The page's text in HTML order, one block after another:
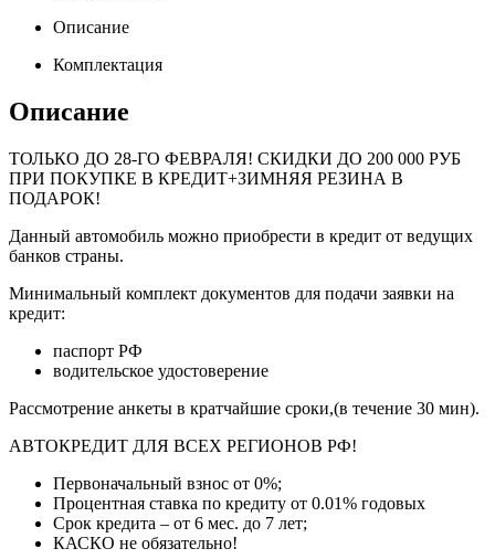
Описание
Комплектация
Описание
ТОЛЬКО ДО 28-ГО ФЕВРАЛЯ! СКИДКИ ДО 200 000 РУБ
ПРИ ПОКУПКЕ В КРЕДИТ+ЗИМНЯЯ РЕЗИНА В
ПОДАРОК!
Данный автомобиль можно приобрести в кредит от ведущих
банков страны.
Минимальный комплект документов для подачи заявки на
кредит:
паспорт РФ
водительское удостоверение
Рассмотрение анкеты в кратчайшие сроки,(в течение 30 мин).
АВТОКРЕДИТ ДЛЯ ВСЕХ РЕГИОНОВ РФ!
Первоначальный взнос от 0%;
Процентная ставка по кредиту от 0.01% годовых
Срок кредита – от 6 мес. до 7 лет;
КАСКО не обязательно!